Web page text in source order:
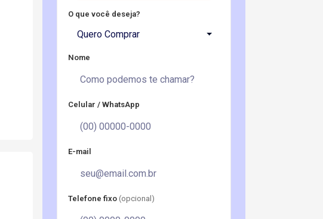
O que você deseja?
Quero Comprar
Nome
Celular / WhatsApp
E-mail
Telefone fixo (opcional)